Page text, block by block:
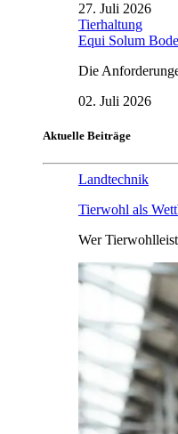
27. Juli 2026
Tierhaltung
Equi Solum
Die
02. Juli 2026
Aktuelle Beiträge
Landtechnik
Tierwohl als
Wer